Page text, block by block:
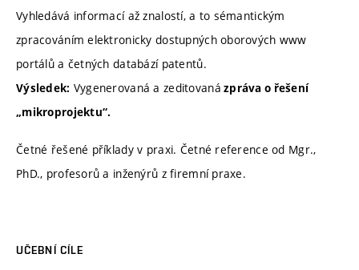
Vyhledává informací až znalostí, a to sémantickým
zpracováním elektronicky dostupných oborových www
portálů a četných databází patentů.
Výsledek: Vygenerovaná a zeditovaná zpráva o řešení
„mikroprojektu“.
Četné řešené příklady v praxi. Četné reference od Mgr.,
PhD., profesorů a inženýrů z firemní praxe.
UČEBNÍ CÍLE